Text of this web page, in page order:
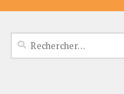
Rechercher :